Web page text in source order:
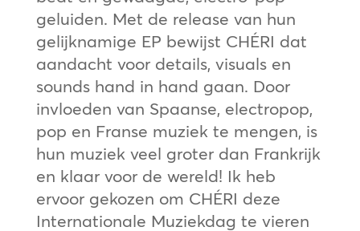
geluiden. Met de release van hun
gelijknamige EP bewijst CHÉRI dat
aandacht voor details, visuals en
sounds hand in hand gaan. Door
invloeden van Spaanse, electropop,
pop en Franse muziek te mengen, is
hun muziek veel groter dan Frankrijk
en klaar voor de wereld! Ik heb
ervoor gekozen om CHÉRI deze
Internationale Muziekdag te vieren